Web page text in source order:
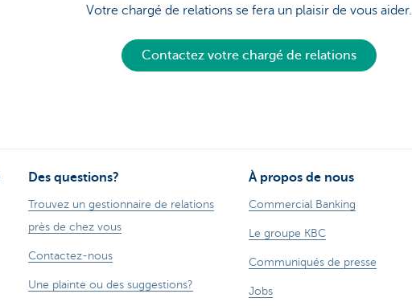
Votre chargé de relations se fera un plaisir de vous aider.
Contactez votre chargé de relations
Des questions?
Trouvez un gestionnaire de relations
près de chez vous
Contactez-nous
Une plainte ou des suggestions?
À propos de nous
Commercial Banking
Le groupe KBC
Communiqués de presse
Jobs